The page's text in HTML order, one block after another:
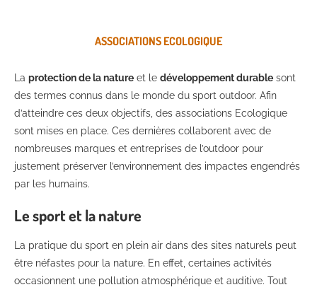
ASSOCIATIONS ECOLOGIQUE
La protection de la nature et le développement durable sont
des termes connus dans le monde du sport outdoor. Afin
d’atteindre ces deux objectifs, des associations Ecologique
sont mises en place. Ces dernières collaborent avec de
nombreuses marques et entreprises de l’outdoor pour
justement préserver l’environnement des impactes engendrés
par les humains.
Le sport et la nature
La pratique du sport en plein air dans des sites naturels peut
être néfastes pour la nature. En effet, certaines activités
occasionnent une pollution atmosphérique et auditive. Tout